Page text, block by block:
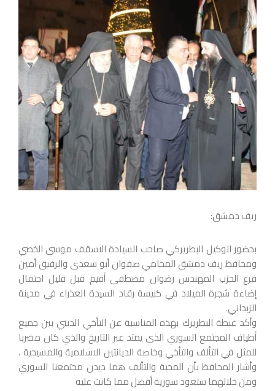
ريف دمشق:
بحضور الوكيل البطريركي صاحب السيادة الاسقف موسى الخصي
ومحافظ ريف دمشق المحامي صفوان أبو سعدى والرفيق أمين
فرع الحزب المهندس رضوان مصطفى أقيم قبل قليل احتفال
إضاءة شجرة الميلاد في كنيسة رقاد السيدة العذراء في مدينة
الزبداني.
وأكد غبطة البطريرك بهذه المناسبة عن التأخي الديني بين جميع
أطياف المجتمع السوري الذي يمتد عبر التاريخ والذي كان مضربا
للمثل في التألف والتأخي وخاصة الديانتين الاسلامية والمسيحية ،
وأشار المحافظ بأن المحبة والتألف هما ديدن مجتمعنا السوري
ومن خلالهما ستعود سورية أفضل مما كانت عليه